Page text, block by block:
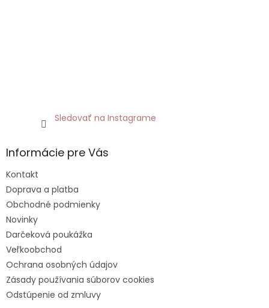
Sledovať na Instagrame
Informácie pre Vás
Kontakt
Doprava a platba
Obchodné podmienky
Novinky
Darčeková poukážka
Veľkoobchod
Ochrana osobných údajov
Zásady používania súborov cookies
Odstúpenie od zmluvy